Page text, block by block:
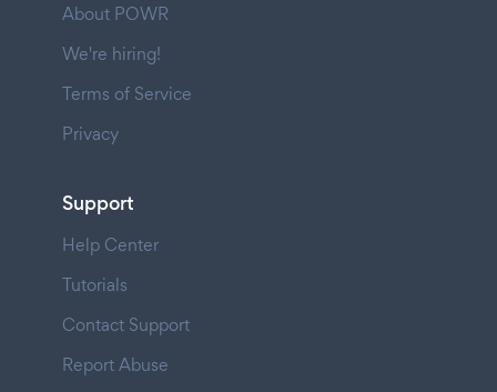
About POWR
We're hiring!
Terms of Service
Privacy
Support
Help Center
Tutorials
Contact Support
Report Abuse